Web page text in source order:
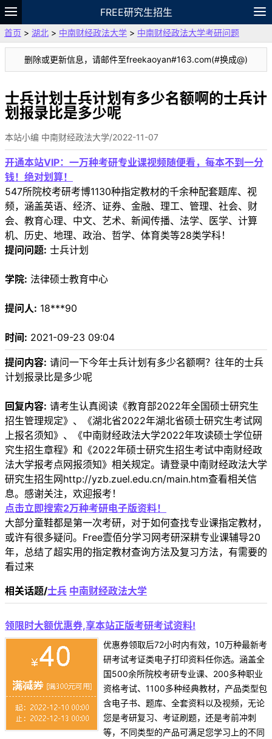
FREE研究生招生
题库
故事 专题 APP 笔记
论坛
VIP
资料
首页 > 湖北 > 中南财经政法大学 > 中南财经政法大学考研问题
删除或更新信息，请邮件至freekaoyan#163.com(#换成@)
士兵计划士兵计划有多少名额啊的士兵计
划报录比是多少呢
本站小编 中南财经政法大学/2022-11-07
开通本站VIP：一万种考研专业课视频随便看，每本不到一分
钱！绝对划算！
547所院校考研考博1130种指定教材的千余种配套题库、视
频，涵盖英语、经济、证券、金融、理工、管理、社会、财
会、教育心理、中文、艺术、新闻传播、法学、医学、计算
机、历史、地理、政治、哲学、体育类等28类学科！
提问问题: 士兵计划
学院: 法律硕士教育中心
提问人: 18***90
时间: 2021-09-23 09:04
提问内容: 请问一下今年士兵计划有多少名额啊？往年的士兵
计划报录比是多少呢
回复内容: 请考生认真阅读《教育部2022年全国硕士研究生
招生管理规定》、《湖北省2022年湖北省硕士研究生考试网
上报名须知》、《中南财经政法大学2022年攻读硕士学位研
究生招生章程》和《2022年硕士研究生招生考试中南财经政
法大学报考点网报须知》相关规定。请登录中南财经政法大学
研究生招生网http://yzb.zuel.edu.cn/main.htm查看相关信
息。感谢关注，欢迎报考！
点击立即搜索2万种考研电子版资料！
大部分童鞋都是第一次考研，对于如何查找专业课指定教材，
或许有很多疑问。Free壹佰分学习网考研深耕专业课辅导20
年，总结了超实用的指定教材查询方法及复习方法，有需要的
看过来
相关话题/士兵 中南财经政法大学
领限时大额优惠券,享本站正版考研考试资料!
优惠券领取后72小时内有效，10万种最新考
研考试考证类电子打印资料任你选。涵盖全
国500余所院校考研专业课、200多种职业
资格考试、1100多种经典教材，产品类型包
含电子书、题库、全套资料以及视频，无论
您是考研复习、考证刷题，还是考前冲刺
等，不同类型的产品可满足您学习上的不同